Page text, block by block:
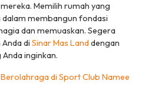
Memilih rumah yang
membangun fondasi
dan memuaskan. Segera
di Sinar Mas Landdengan
inginkan.
di Sport Club Namee